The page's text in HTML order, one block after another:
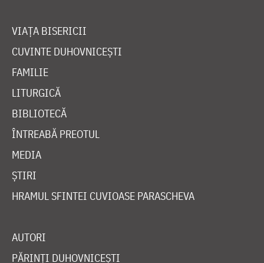
VIAȚA BISERICII
CUVINTE DUHOVNICEȘTI
FAMILIE
LITURGICĂ
BIBLIOTECĂ
ÎNTREABĂ PREOTUL
MEDIA
ȘTIRI
HRAMUL SFINTEI CUVIOASE PARASCHEVA
AUTORI
PĂRINȚI DUHOVNICEȘTI